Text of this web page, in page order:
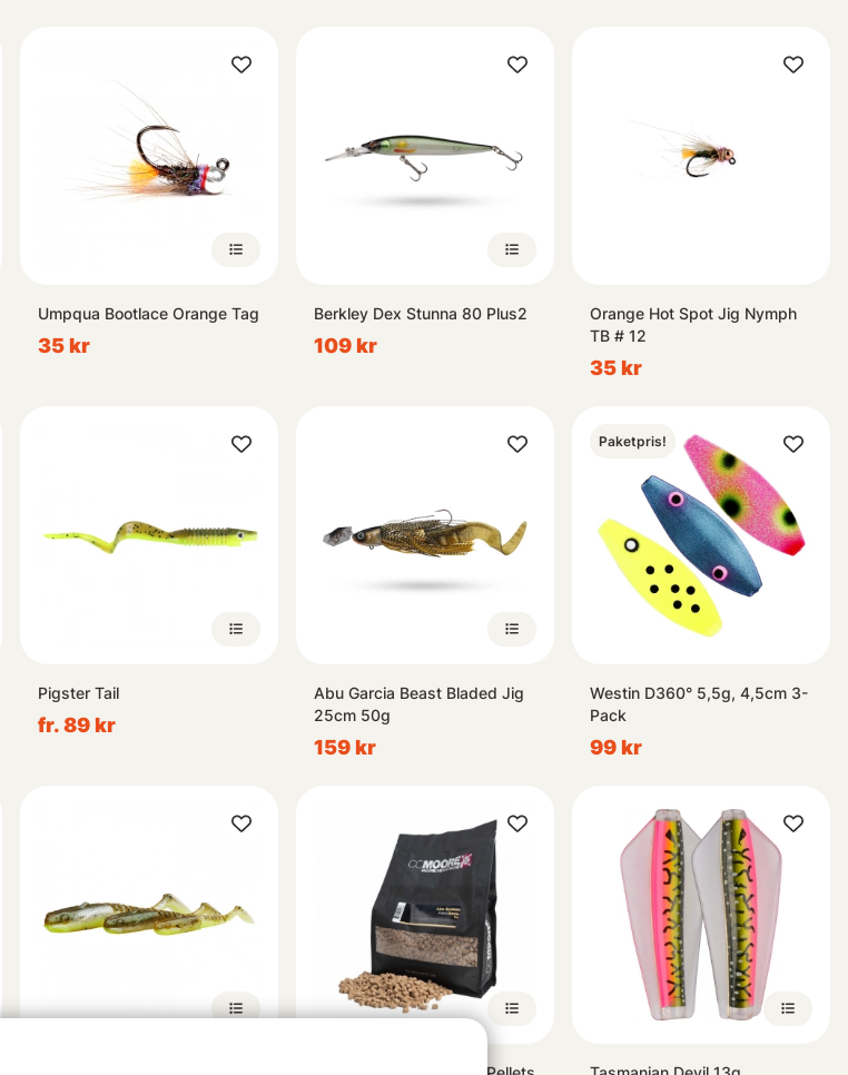
Umpqua Bootlace Orange Tag
35 kr
Berkley Dex Stunna 80 Plus2
109 kr
Orange Hot Spot Jig Nymph
TB # 12
35 kr
Pigster Tail
fr. 89 kr
Abu Garcia Beast Bladed Jig
25cm 50g
159 kr
Paketpris!
Westin D360° 5,5g, 4,5cm 3-
Pack
99 kr